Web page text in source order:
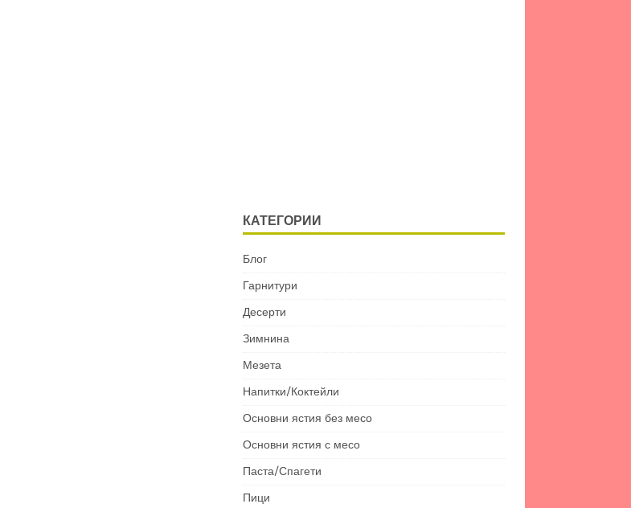
КАТЕГОРИИ
Блог
Гарнитури
Десерти
Зимнина
Мезета
Напитки/Коктейли
Основни ястия без месо
Основни ястия с месо
Паста/Спагети
Пици